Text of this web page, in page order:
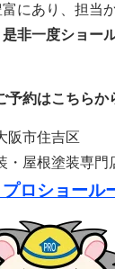
にあり、担当
是非一度ショー
予約はこちらか
阪市住吉区
・屋根塗装専門
ロショール